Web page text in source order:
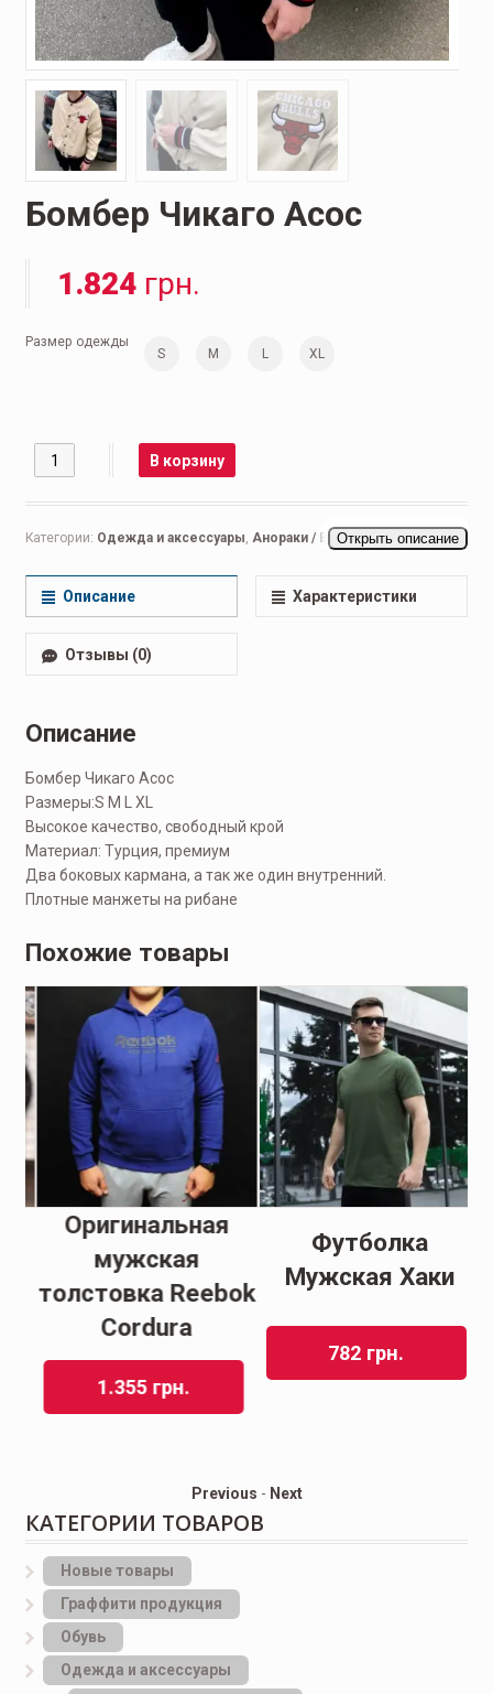
Бомбер Чикаго Асос
1.824 грн.
Размер одежды
S M L XL
Количество В корзину
Категории: Одежда и аксессуары, Анораки / Ветровки,Теплые
Открыть описание
Описание Характеристики
Отзывы (0)
Описание
Бомбер Чикаго Асос
Размеры:S M L XL
Высокое качество, свободный крой
Материал: Турция, премиум
Два боковых кармана, а так же один внутренний.
Плотные манжеты на рибане
Похожие товары
Оригинальная
мужская
толстовка Reebok
Cordura
1.355грн.
Футболка
Мужская Хаки
782грн.
Previous - Next
КАТЕГОРИИ ТОВАРОВ
Новые товары
Граффити продукция
Обувь
Одежда и аксессуары